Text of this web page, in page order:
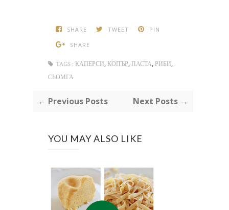
SHARE TWEET
PIN
SHARE
TAGS : КАПЕРСИ КОПЪР ПАСТА РИБИ
СЬОМГА
← Previous Posts Next Posts →
YOU MAY ALSO LIKE